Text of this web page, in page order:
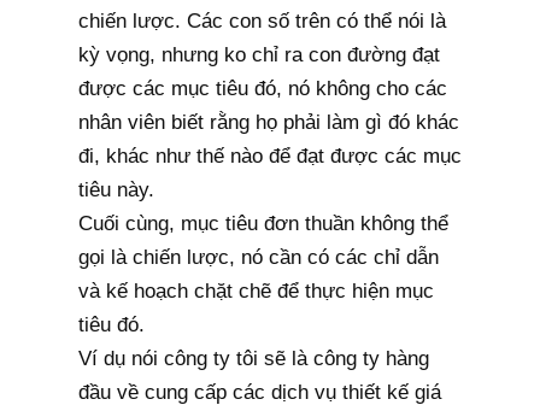
chiến lược. Các con số trên có thể nói là
kỳ vọng, nhưng ko chỉ ra con đường đạt
được các mục tiêu đó, nó không cho các
nhân viên biết rằng họ phải làm gì đó khác
đi, khác như thế nào để đạt được các mục
tiêu này.
Cuối cùng, mục tiêu đơn thuần không thể
gọi là chiến lược, nó cần có các chỉ dẫn
và kế hoạch chặt chẽ để thực hiện mục
tiêu đó.
Ví dụ nói công ty tôi sẽ là công ty hàng
đầu về cung cấp các dịch vụ thiết kế giá